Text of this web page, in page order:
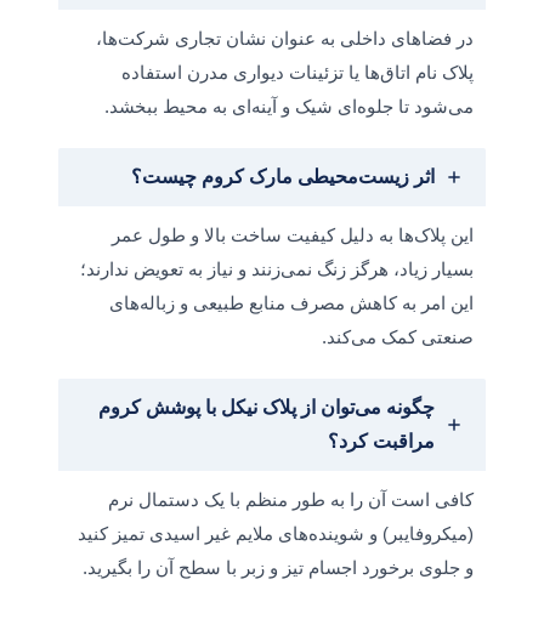
در فضاهای داخلی به عنوان نشان تجاری شرکت‌ها،
پلاک نام اتاق‌ها یا تزئینات دیواری مدرن استفاده
می‌شود تا جلوه‌ای شیک و آینه‌ای به محیط ببخشد.
اثر زیست‌محیطی مارک کروم چیست؟
این پلاک‌ها به دلیل کیفیت ساخت بالا و طول عمر
بسیار زیاد، هرگز زنگ نمی‌زنند و نیاز به تعویض ندارند؛
این امر به کاهش مصرف منابع طبیعی و زباله‌های
صنعتی کمک می‌کند.
چگونه می‌توان از پلاک نیکل با پوشش کروم
مراقبت کرد؟
کافی است آن را به طور منظم با یک دستمال نرم
(میکروفایبر) و شوینده‌های ملایم غیر اسیدی تمیز کنید
و جلوی برخورد اجسام تیز و زبر با سطح آن را بگیرید.